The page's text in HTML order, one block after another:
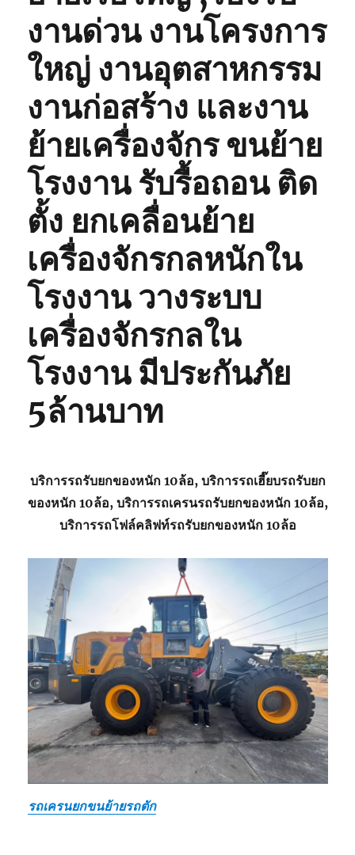
งานด่วน งานโครงการ
ใหญ่ งานอุตสาหกรรม
งานก่อสร้าง และงาน
ย้ายเครื่องจักร ขนย้าย
โรงงาน รับรื้อถอน ติด
ตั้ง ยกเคลื่อนย้าย
เครื่องจักรกลหนักใน
โรงงาน วางระบบ
เครื่องจักรกลใน
โรงงาน มีประกันภัย
5ล้านบาท
บริการรถรับยกของหนัก 10ล้อ, บริการรถเฮี๊ยบรถรับยก
ของหนัก 10ล้อ, บริการรถเครนรถรับยกของหนัก 10ล้อ,
บริการรถโฟล์คลิฟท์รถรับยกของหนัก 10ล้อ
รถเครนยกขนย้ายรถตัก